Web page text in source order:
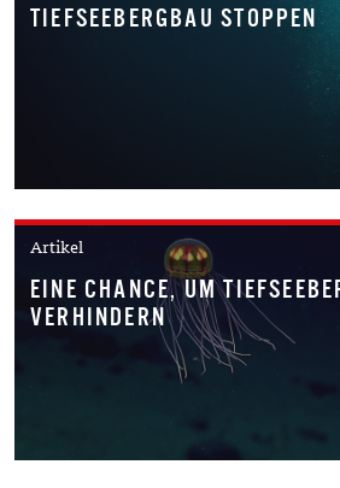
TIEFSEEBERGBAU STOPPEN
Artikel
EINE CHANCE, UM
VERHINDERN